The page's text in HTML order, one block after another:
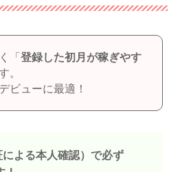
「 登録した初月が稼ぎやす
。
ビューに最適！
よる本人確認）で必ず